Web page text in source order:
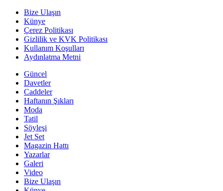
Bize Ulaşın
Künye
Çerez Politikası
Gizlilik ve KVK Politikası
Kullanım Koşulları
Aydınlatma Metni
Güncel
Davetler
Caddeler
Haftanın Şıkları
Moda
Tatil
Söyleşi
Jet Set
Magazin Hattı
Yazarlar
Galeri
Video
Bize Ulaşın